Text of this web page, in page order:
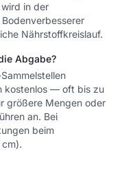
in der
Nährstoffkreislauf.
Abgabe?
kostenlos — oft bis zu
größere Mengen oder
an. Bei
beim